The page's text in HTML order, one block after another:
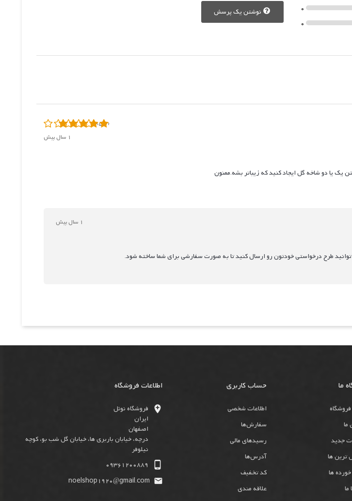
0
0
نوشتن یک پرسش
(5.0)
1 سال پیش
یا دو شاخه گل ایجاد کنید که زیباتر بشه.ممنون
1 سال پیش
طرح درخواستی خودتون رو ارسال کنید تا به صورت سفارشی برای شما ساخته شود.
ما
ما
جدید
ترین ها
ها
حساب کاربری
اطلاعات شخصی
سفارش‌ها
رسیدهای مالی
آدرس‌ها
کد تخفیف
علاقه مندی
اطلاعات فروشگاه

فروشگاه نوئل
ایران
اصفهان
درچه، خیابان باربری ها، خیابان گل شب بو، کوچه
نیلوفر

09361200889

noelshop1920@gmail.com